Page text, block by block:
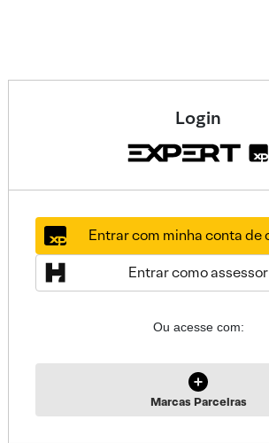
Login
Entrar com minha conta de
Entrar como assessor
Ou acesse com:
Marcas Parceiras